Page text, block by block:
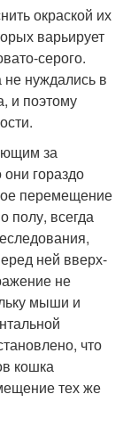
окраской их
варьирует
серого.
нуждались в
и поэтому
за
они гораздо
перемещение
полу, всегда
ней вверх-
не
мыши и
что
кошка
тех же